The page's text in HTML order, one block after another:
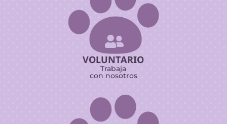

VOLUNTARIO
Trabaja
con nosotros